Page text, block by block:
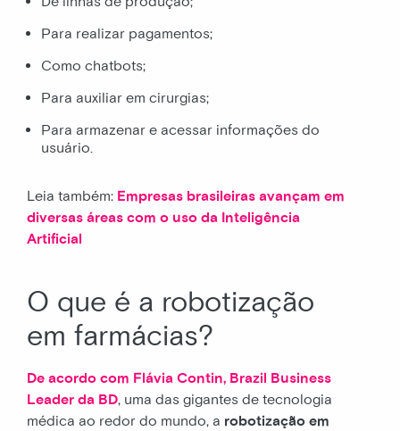
Para realizar pagamentos;
Como chatbots;
Para auxiliar em cirurgias;
Para armazenar e acessar informações do
usuário.
Leia também: Empresas brasileiras avançam em
diversas áreas com o uso da Inteligência
Artificial
O que é a robotização
em farmácias?
De acordo com Flávia Contin, Brazil Business
Leader da BD, uma das gigantes de tecnologia
médica ao redor do mundo, a robotização em